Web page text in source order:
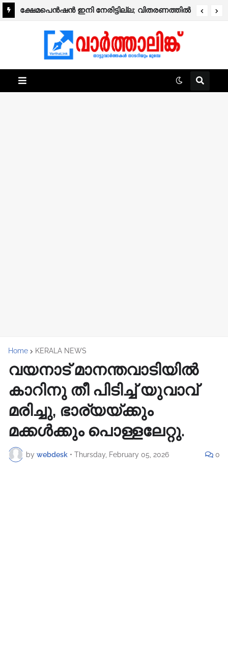
ക്ഷേമപെൻഷൻ ഇനി നേരിട്ടില്ല; വിതരണത്തിൽ
Home KERALA NEWS
വയനാട് മാനന്തവാടിയിൽ
കാറിനു തീ പിടിച്ച് യുവാവ്
മരിച്ചു, ഭാര്യയ്ക്കും
മക്കൾക്കും പൊള്ളലേറ്റു.
by webdesk • Thursday, February 05, 2026 0